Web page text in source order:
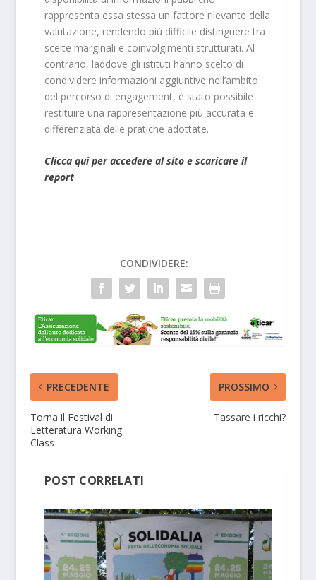
rappresenta essa stessa un fattore rilevante della
valutazione, rendendo più difficile distinguere tra
scelte marginali e coinvolgimenti strutturati. Al
contrario, laddove gli istituti hanno scelto di
condividere informazioni aggiuntive nell’ambito
del percorso di engagement, è stato possibile
restituire una rappresentazione più accurata e
differenziata delle pratiche adottate.
Clicca qui per accedere al sito e scaricare il
report
CONDIVIDERE:
PRECEDENTE
Torna il Festival di
Letteratura Working
Class
PROSSIMO
Tassare i ricchi?
POST CORRELATI